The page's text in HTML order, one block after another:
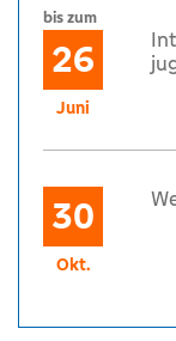
bis zum
26
Juni
30
Okt.